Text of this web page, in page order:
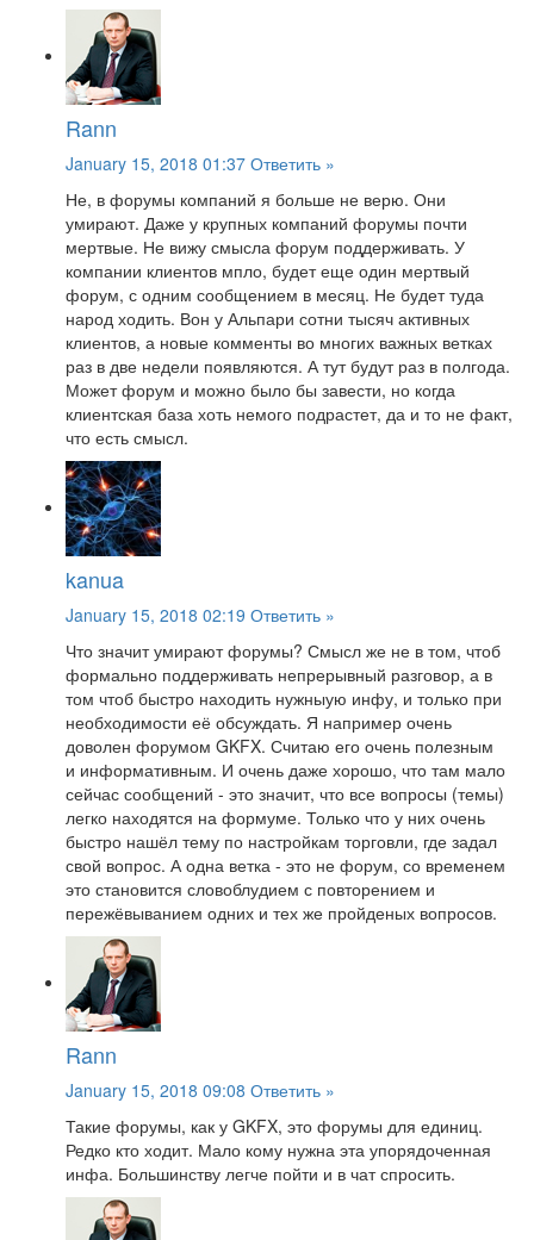
Rann
January 15, 2018 01:37 Ответить »
Не, в форумы компаний я больше не верю. Они
умирают. Даже у крупных компаний форумы почти
мертвые. Не вижу смысла форум поддерживать. У
компании клиентов мпло, будет еще один мертвый
форум, с одним сообщением в месяц. Не будет туда
народ ходить. Вон у Альпари сотни тысяч активных
клиентов, а новые комменты во многих важных ветках
раз в две недели появляются. А тут будут раз в полгода.
Может форум и можно было бы завести, но когда
клиентская база хоть немого подрастет, да и то не факт,
что есть смысл.
kanua
January 15, 2018 02:19 Ответить »
Что значит умирают форумы? Смысл же не в том, чтоб
формально поддерживать непрерывный разговор, а в
том чтоб быстро находить нужныую инфу, и только при
необходимости её обсуждать. Я например очень
доволен форумом GKFX. Считаю его очень полезным
и информативным. И очень даже хорошо, что там мало
сейчас сообщений - это значит, что все вопросы (темы)
легко находятся на формуме. Только что у них очень
быстро нашёл тему по настройкам торговли, где задал
свой вопрос. А одна ветка - это не форум, со временем
это становится словоблудием с повторением и
пережёвыванием одних и тех же пройденых вопросов.
Rann
January 15, 2018 09:08 Ответить »
Такие форумы, как у GKFX, это форумы для единиц.
Редко кто ходит. Мало кому нужна эта упорядоченная
инфа. Большинству легче пойти и в чат спросить.